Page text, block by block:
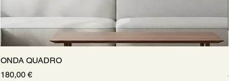
ONDA QUADRO
Prezzo
180,00 €